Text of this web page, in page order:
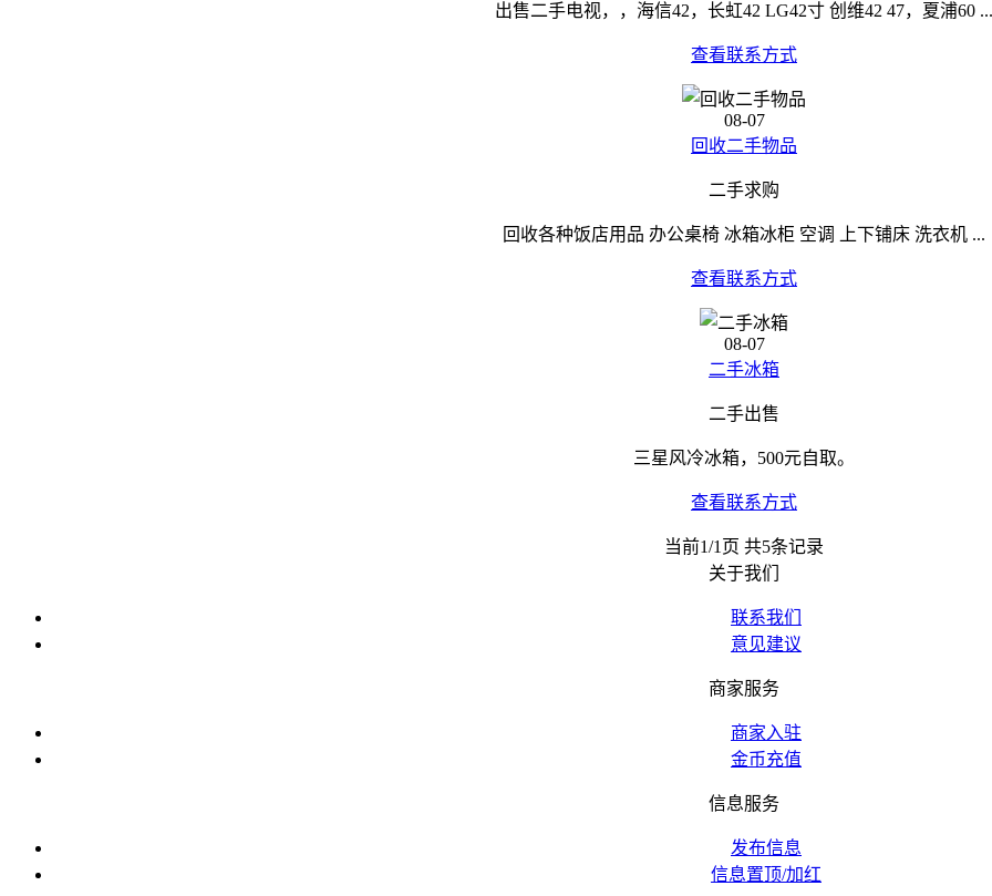
出售二手电视，，海信42，长虹42 LG42寸 创维42 47，夏浦60 ...
查看联系方式
08-07
回收二手物品
二手求购
回收各种饭店用品 办公桌椅 冰箱冰柜 空调 上下铺床 洗衣机 ...
查看联系方式
08-07
二手冰箱
二手出售
三星风冷冰箱，500元自取。
查看联系方式
当前1/1页 共5条记录
关于我们
联系我们
意见建议
商家服务
商家入驻
金币充值
信息服务
发布信息
信息置顶/加红